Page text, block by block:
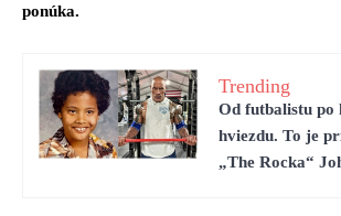
ponúka.
Trending
Od futbalistu po
hviezdu. To je
„The Rocka“